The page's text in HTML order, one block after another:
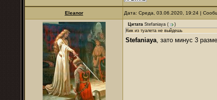
Eleanor Дата: Среда, 03.06.2020, 19:24 |
Цитата Stefaniaya (
)
Кмк из туалета не выйдешь
Stefaniaya , зато минус 3